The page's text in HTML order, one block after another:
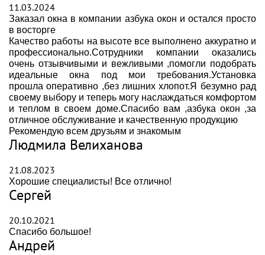
11.03.2024
Заказал окна в компании азбука окон и остался просто
в восторге
Качество работы на высоте все выполнено аккуратно и
профессионально.Сотрудники компании оказались
очень отзывчивыми и вежливыми ,помогли подобрать
идеальные окна под мои требования.Установка
прошла оперативно ,без лишних хлопот.Я безумно рад
своему выбору и теперь могу наслаждаться комфортом
и теплом в своем доме.Спасибо вам ,азбука окон ,за
отличное обслуживание и качественную продукцию
Рекомендую всем друзьям и знакомым
Людмила Велиханова
21.08.2023
Хорошие специалисты! Все отлично!
Сергей
20.10.2021
Спасибо большое!
Андрей